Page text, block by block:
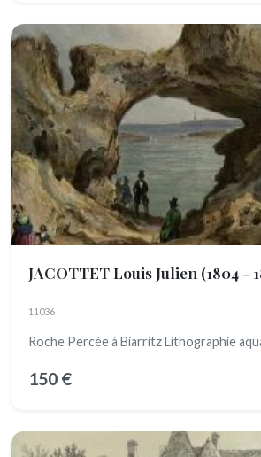
JACOTTET Louis Julien (1804 -
11036
Roche Percée à Biarritz Lithographie
150 €